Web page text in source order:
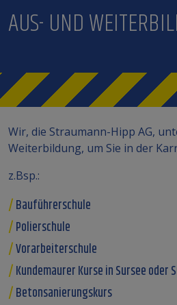
AUS- UND
Wir, die Straumann-Hipp AG,
Weiterbildung, um Sie in der
z.Bsp.:
Bauführerschule
Polierschule
Vorarbeiterschule
Kundemaurer Kurse in Sursee oder
Betonsanierungskurs